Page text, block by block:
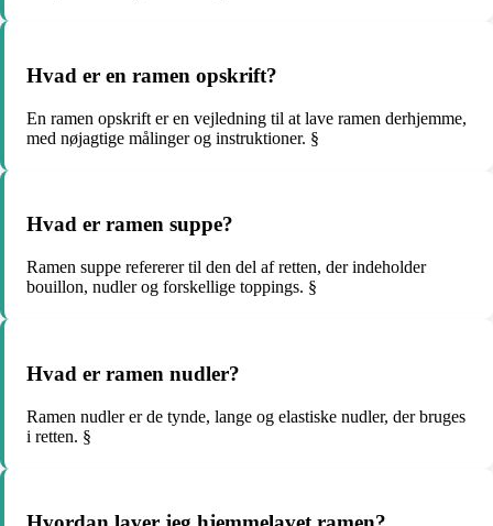
Hvad er en ramen opskrift?
En ramen opskrift er en vejledning til at lave ramen derhjemme,
med nøjagtige målinger og instruktioner. §
Hvad er ramen suppe?
Ramen suppe refererer til den del af retten, der indeholder
bouillon, nudler og forskellige toppings. §
Hvad er ramen nudler?
Ramen nudler er de tynde, lange og elastiske nudler, der bruges
i retten. §